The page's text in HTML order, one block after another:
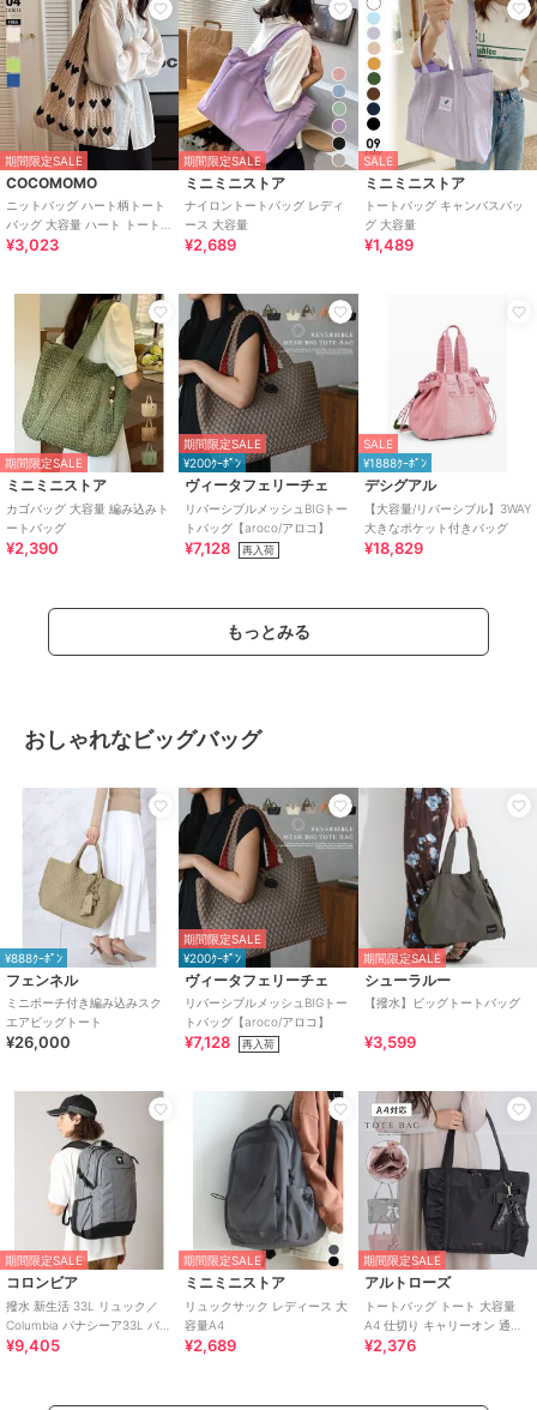
期間限定SALE
COCOMOMO
ニットバッグ ハート柄トート
バッグ 大容量 ハート トートバ
ッグ ケーブル編み ハート柄 ニ
¥3,023
期間限定SALE
ミニミニストア
ナイロントートバッグ レディ
ース 大容量
¥2,689
SALE
ミニミニストア
トートバッグ キャンバスバッ
グ 大容量
¥1,489
期間限定SALE
ミニミニストア
カゴバッグ 大容量 編み込みト
ートバッグ
¥2,390
期間限定SALE
¥200ｸｰﾎﾟﾝ
ヴィータフェリーチェ
リバーシブルメッシュBIGトー
トバッグ【aroco/アロコ】
¥7,128 再入荷
SALE
¥1888ｸｰﾎﾟﾝ
デシグアル
【大容量/リバーシブル】3WAY
大きなポケット付きバッグ
¥18,829
もっとみる
おしゃれなビッグバッグ
¥888ｸｰﾎﾟﾝ
フェンネル
ミニポーチ付き編み込みスク
エアビッグトート
¥26,000
期間限定SALE
¥200ｸｰﾎﾟﾝ
ヴィータフェリーチェ
リバーシブルメッシュBIGトー
トバッグ【aroco/アロコ】
¥7,128 再入荷
期間限定SALE
シューラルー
【撥水】ビッグトートバッグ
¥3,599
期間限定SALE
コロンビア
撥水 新生活 33L リュック／
Columbia パナシーア33L バッ
クパック 大容量 ／コロンビ
¥9,405
期間限定SALE
ミニミニストア
リュックサック レディース 大
容量A4
¥2,689
期間限定SALE
アルトローズ
トートバッグ トート 大容量
A4 仕切り キャリーオン 通学
フリル リボン ローズヒップ
¥2,376